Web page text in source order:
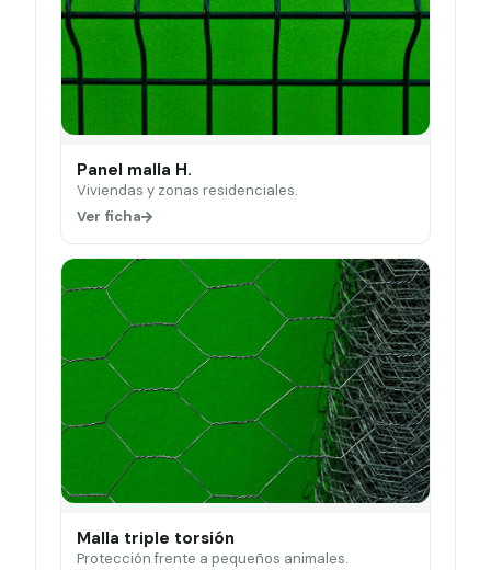
Panel malla H.
Viviendas y zonas residenciales.
Ver ficha
Malla triple torsión
Protección frente a pequeños animales.